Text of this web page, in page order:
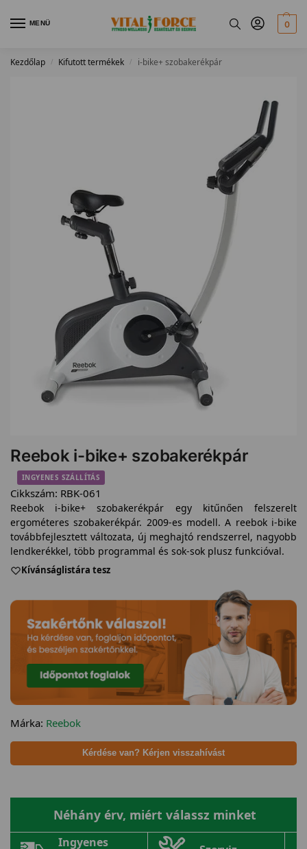
MENÜ 0
Kezdőlap / Kifutott termékek / i-bike+ szobakerékpár
Reebok i-bike+ szobakerékpár
INGYENES SZÁLLÍTÁS
Cikkszám: RBK-061
Reebok i-bike+ szobakerékpár egy kitűnően felszerelt
ergométeres szobakerékpár. 2009-es modell. A reebok i-bike
továbbfejlesztett változata, új meghajtó rendszerrel, nagyobb
lendkerékkel, több programmal és sok-sok plusz funkcióval.
Kívánságlistára tesz
Márka: Reebok
Kérdése van? Kérjen visszahívást
Néhány érv, miért válassz minket
Ingyenes